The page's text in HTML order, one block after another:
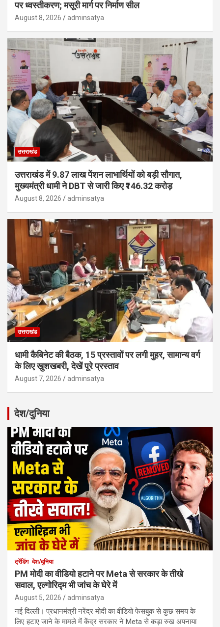
पर ध्वस्तीकरण; मसूरी मार्ग पर निर्माण सील
August 8, 2026 adminsatya
उत्तराखंड
उत्तराखंड में 9.87 लाख पेंशन लाभार्थियों को बड़ी सौगात,
मुख्यमंत्री धामी ने DBT से जारी किए ₹146.32 करोड़
August 8, 2026 adminsatya
उत्तराखंड
धामी कैबिनेट की बैठक, 15 प्रस्तावों पर लगी मुहर, सामान्य वर्ग
के लिए खुशखबरी, देखें पूरे प्रस्ताव
August 7, 2026 adminsatya
देश/दुनिया
ट्रेंडिंग देश/दुनिया
PM मोदी का वीडियो हटाने पर Meta से सरकार के तीखे
सवाल, एल्गोरिद्म भी जांच के घेरे में
August 5, 2026 adminsatya
नई दिल्ली। प्रधानमंत्री नरेंद्र मोदी का वीडियो फेसबुक से कुछ समय के
लिए हटाए जाने के मामले में केंद्र सरकार ने Meta से कड़ा रुख अपनाया